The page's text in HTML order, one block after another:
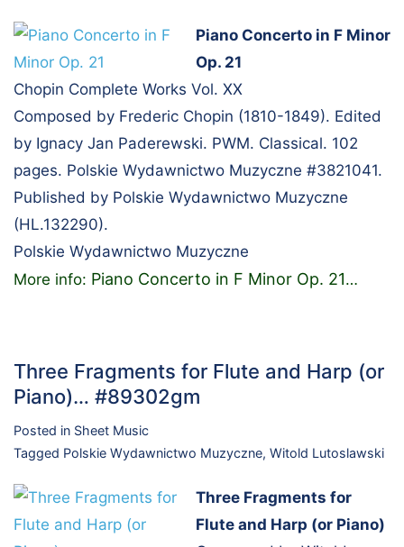
Piano Concerto in F Minor
Op. 21
Chopin Complete Works Vol. XX
Composed by Frederic Chopin (1810-1849). Edited
by Ignacy Jan Paderewski. PWM. Classical. 102
pages. Polskie Wydawnictwo Muzyczne #3821041.
Published by Polskie Wydawnictwo Muzyczne
(HL.132290).
Polskie Wydawnictwo Muzyczne
More info: Piano Concerto in F Minor Op. 21…
Three Fragments for Flute and Harp (or
Piano)… #89302gm
Posted in Sheet Music
Tagged Polskie Wydawnictwo Muzyczne, Witold Lutoslawski
Three Fragments for
Flute and Harp (or Piano)